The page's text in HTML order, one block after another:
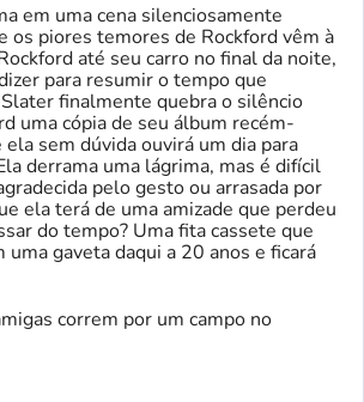
em uma cena silenciosamente
os piores temores de Rockford vêm à
até seu carro no final da noite,
para resumir o tempo que
finalmente quebra o silêncio
uma cópia de seu álbum recém-
sem dúvida ouvirá um dia para
derrama uma lágrima, mas é difícil
pelo gesto ou arrasada por
ela terá de uma amizade que perdeu
do tempo? Uma fita cassete que
uma gaveta daqui a 20 anos e ficará